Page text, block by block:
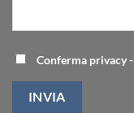
Conferma privacy